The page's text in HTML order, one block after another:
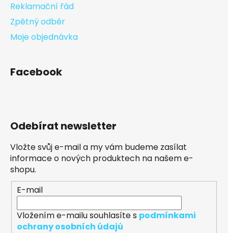
Reklamační řád
Zpětný odběr
Moje objednávka
Facebook
Odebírat newsletter
Vložte svůj e-mail a my vám budeme zasílat
informace o nových produktech na našem e-
shopu.
E-mail
Vložením e-mailu souhlasíte s podmínkami
ochrany osobních údajů